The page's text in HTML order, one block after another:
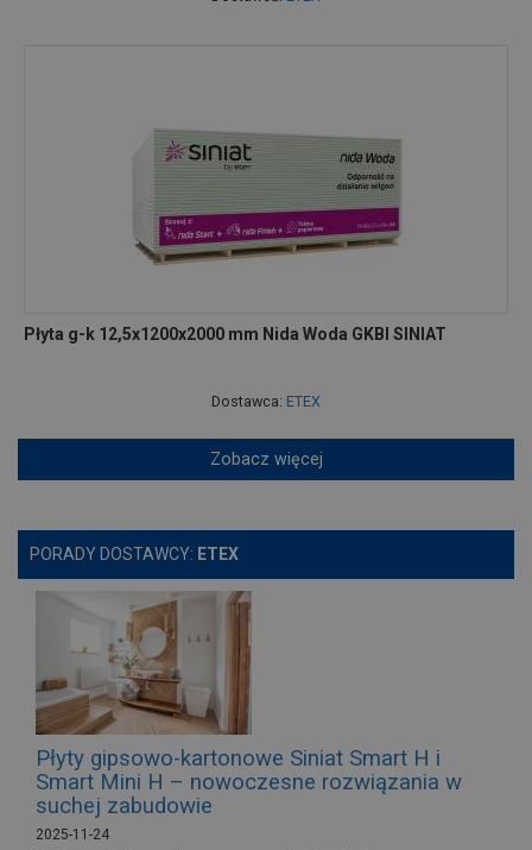
Płyta g-k 12,5x1200x2000 mm Nida Woda GKBI SINIAT
Dostawca: ETEX
Zobacz więcej
PORADY DOSTAWCY: ETEX
Płyty gipsowo-kartonowe Siniat Smart H i
Smart Mini H – nowoczesne rozwiązania w
suchej zabudowie
2025-11-24